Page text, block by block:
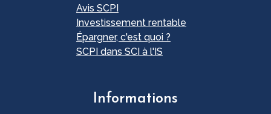
Avis SCPI
Investissement rentable
Épargner, c'est quoi ?
SCPI dans SCI à l'IS
Informations